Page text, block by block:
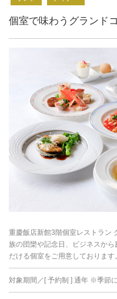
個室で味わうグランド
重慶飯店新館3階個室レストラン
族の団欒や記念日、ビジネスか
だける個室をご用意しております。
対象期間／[ 予約制 ] 通年 ※季節